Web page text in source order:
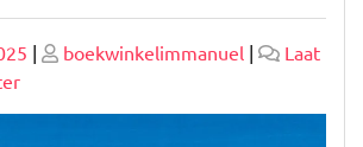
| Geplaatst
boekwinkelimmanuel |
Laat
op